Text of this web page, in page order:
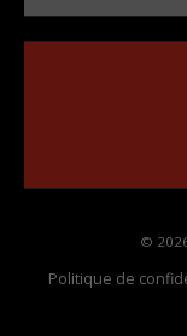
©
Politique de